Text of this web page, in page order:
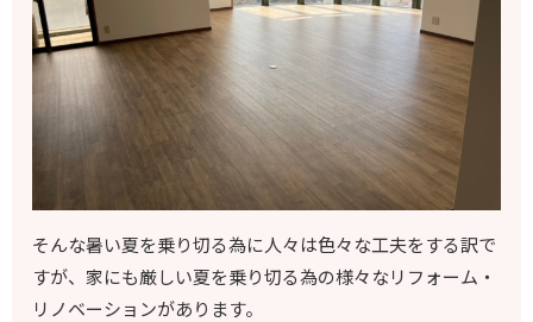
そんな暑い夏を乗り切る為に人々は色々な工夫をする訳で
すが、家にも厳しい夏を乗り切る為の様々なリフォーム・
リノベーションがあります。